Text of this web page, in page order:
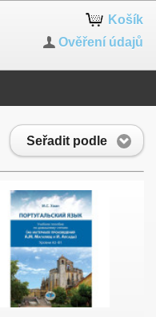
Košík
Ověření údajů
Seřadit podle